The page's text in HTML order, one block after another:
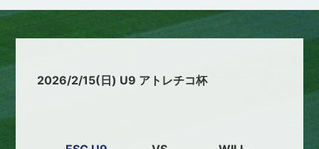
2026/2/15(日) U9 アトレチコ杯